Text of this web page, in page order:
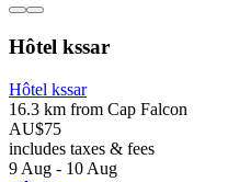
Hôtel kssar
Hôtel kssar
16.3 km from Cap Falcon
AU$75
includes taxes & fees
9 Aug - 10 Aug